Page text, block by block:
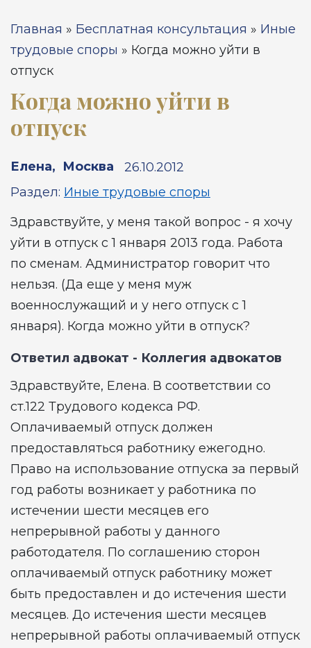
Вы здесь
Главная » Бесплатная консультация » Иные
трудовые споры » Когда можно уйти в
отпуск
Когда можно уйти в
отпуск
Елена, Москва
26.10.2012
Раздел: Иные трудовые споры
Здравствуйте, у меня такой вопрос - я хочу
уйти в отпуск с 1 января 2013 года. Работа
по сменам. Администратор говорит что
нельзя. (Да еще у меня муж
военнослужащий и у него отпуск с 1
января). Когда можно уйти в отпуск?
Ответил адвокат - Коллегия адвокатов
Здравствуйте, Елена. В соответствии со
ст.122 Трудового кодекса РФ.
Оплачиваемый отпуск должен
предоставляться работнику ежегодно.
Право на использование отпуска за первый
год работы возникает у работника по
истечении шести месяцев его
непрерывной работы у данного
работодателя. По соглашению сторон
оплачиваемый отпуск работнику может
быть предоставлен и до истечения шести
месяцев. До истечения шести месяцев
непрерывной работы оплачиваемый отпуск